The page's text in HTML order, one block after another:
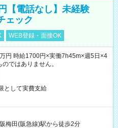
【電話なし】未経験
ェック
WEB登録・面接OK
時給1700円×実働7h45m×週5日×4
ではありません。
として実費支給
梅田(阪急線)駅から徒歩2分